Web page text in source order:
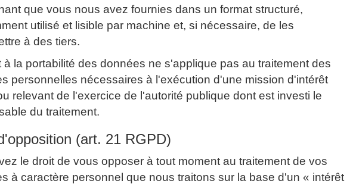
que vous nous avez fournies dans un format structuré,
utilisé et lisible par machine et, si nécessaire, de les
à des tiers.
à la portabilité des données ne s'applique pas au traitement des
personnelles nécessaires à l'exécution d'une mission d'intérêt
relevant de l'exercice de l'autorité publique dont est investi le
du traitement.
(art. 21 RGPD)
le droit de vous opposer à tout moment au traitement de vos
à caractère personnel que nous traitons sur la base d'un « intérêt